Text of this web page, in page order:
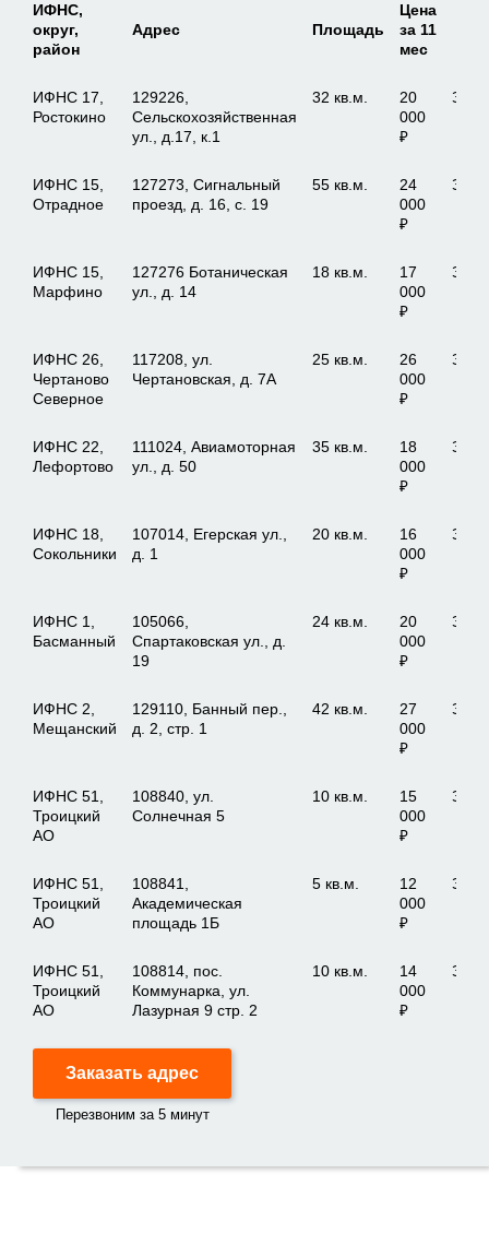
ИФНС,
округ,
район
Адрес Площадь
Цена
за 11
мес
ИФНС 17,
Ростокино
129226,
Сельскохозяйственная
ул., д.17, к.1
32 кв.м.
20
000
₽
ИФНС 15,
Отрадное
127273, Сигнальный
проезд, д. 16, с. 19
55 кв.м.
24
000
₽
ИФНС 15,
Марфино
127276 Ботаническая
ул., д. 14
18 кв.м.
17
000
₽
ИФНС 26,
Чертаново
Северное
117208, ул.
Чертановская, д. 7А
25 кв.м.
26
000
₽
ИФНС 22,
Лефортово
111024, Авиамоторная
ул., д. 50
35 кв.м.
18
000
₽
ИФНС 18,
Сокольники
107014, Егерская ул.,
д. 1
20 кв.м.
16
000
₽
ИФНС 1,
Басманный
105066,
Спартаковская ул., д.
19
24 кв.м.
20
000
₽
ИФНС 2,
Мещанский
129110, Банный пер.,
д. 2, стр. 1
42 кв.м.
27
000
₽
ИФНС 51,
Троицкий
АО
108840, ул.
Солнечная 5
10 кв.м.
15
000
₽
ИФНС 51,
Троицкий
АО
108841,
Академическая
площадь 1Б
5 кв.м.
12
000
₽
ИФНС 51,
Троицкий
АО
108814, пос.
Коммунарка, ул.
Лазурная 9 стр. 2
10 кв.м.
14
000
₽
Заказать адрес
Перезвоним за 5 минут